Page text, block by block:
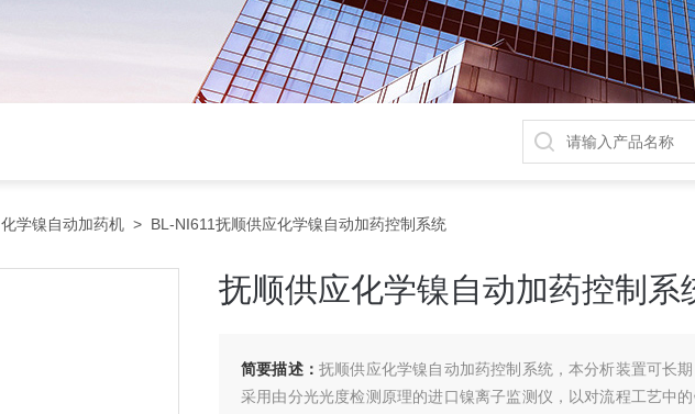
化学镍自动加药机 > BL-NI611抚顺供应化学镍自动加药控制系统
抚顺供应化学镍自动加药控制系
简要描述： 抚顺供应化学镍自动加药控制系统，本分析装置可长
采用由分光光度检测原理的进口镍离子监测仪，以对流程工艺中